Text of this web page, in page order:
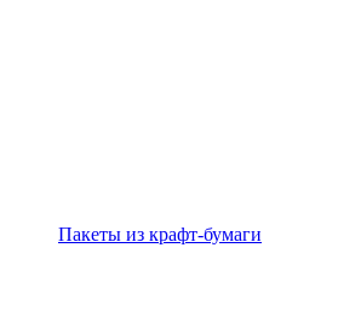
Пакеты из крафт-бумаги